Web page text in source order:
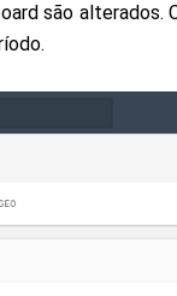
são alterados.